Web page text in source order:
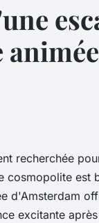
recherchée
cosmopolite est
d'Amsterdam
excitante